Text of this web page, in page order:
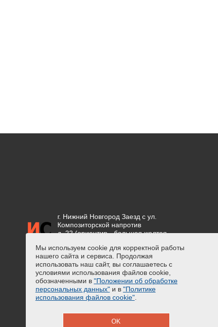
г. Нижний Новгород Заезд с ул.
Композиторской напротив
д. 22 (ориентир - большая желтая
Положение об обработке
персональных данных
Предупреждение о сборе
персональных данных
Политика использования файлов
Мы используем cookie для корректной работы
нашего сайта и сервиса. Продолжая
использовать наш сайт, вы соглашаетесь с
условиями использования файлов cookie,
обозначенными в "Положении об обработке
персональных данных"и в "Политике
использования файлов cookie".
OK